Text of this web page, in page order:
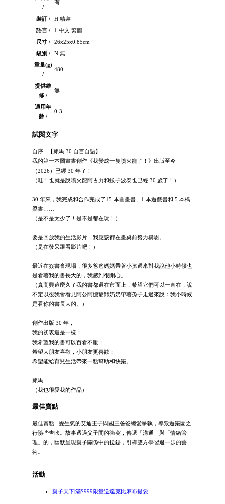
/
有
裝訂 /
H:精裝
語言 /
1:中文 繁體
尺寸 /
26x25x0.85cm
級別 /
N:無
重量(g)
/
480
提供維
修 /
無
適用年
齡 /
0-3
試閱文字
自序 : 【賴馬 30 自言自語】
我的第一本圖畫書創作《我變成一隻噴火龍了！》出版至今
（2026）已經 30 年了！
（哇！也就是說噴火龍阿古力和蚊子波泰也已經 30 歲了！）
30 年來，我完成和合作完成了15 本圖畫書、1 本遊戲書和 5 本橋
梁書……
（是不是太少了！是不是都在玩！）
要是回放我的生活影片，我應該都在畫桌前努力構思。
（是在發呆跟看影片吧！）
最近在簽書會現場，很多爸爸媽媽帶著小孩過來對我說他小時候也
是看著我的書長大的，我感到很開心。
（真高興這麼久了我的書都還在市面上，希望它們可以一直在，說
不定以後我會看見阿公阿嬤爺爺奶奶帶著孫子走過來說：我小時候
是看你的書長大的。）
創作出版 30 年，
我的初衷還是一樣：
我希望我的書可以百看不厭；
希望大朋友喜歡，小朋友更喜歡；
希望能給育兒生活帶來一點幫助和快樂。
賴馬
（我也很愛我的作品）
最佳賣點
最佳賣點 : 愛生氣的艾迪王子與國王爸爸總愛爭執，導致遊樂園之
行險些告吹。故事透過父子間的衝突，傳遞「溝通」與「情緒管
理」的，幽默呈現親子關係中的拉鋸，引導雙方學習退一步的藝
術。
活動
親子天下|滿$999限量送達克比麻布提袋